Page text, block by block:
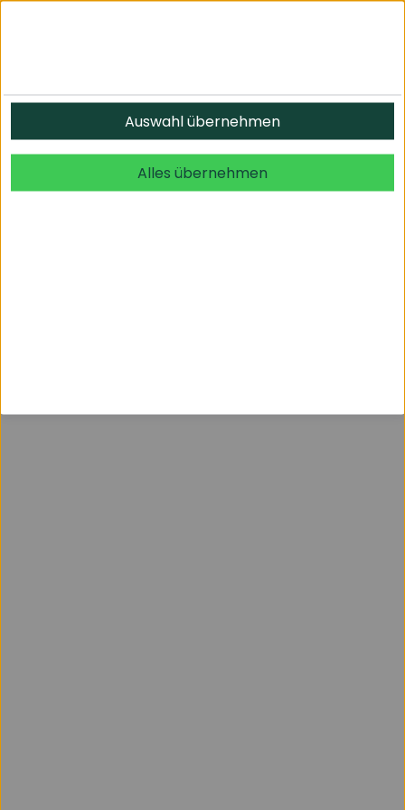
© 2026 undefined. alle Rechte vorbehalten.
Auswahl übernehmen
Alles übernehmen